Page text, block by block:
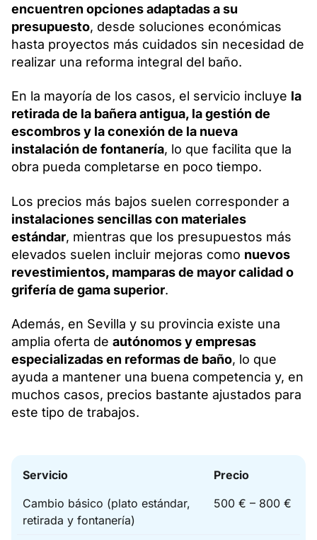
encuentren opciones adaptadas a su
presupuesto, desde soluciones económicas
hasta proyectos más cuidados sin necesidad de
realizar una reforma integral del baño.
En la mayoría de los casos, el servicio incluye la
retirada de la bañera antigua, la gestión de
escombros y la conexión de la nueva
instalación de fontanería, lo que facilita que la
obra pueda completarse en poco tiempo.
Los precios más bajos suelen corresponder a
instalaciones sencillas con materiales
estándar, mientras que los presupuestos más
elevados suelen incluir mejoras como nuevos
revestimientos, mamparas de mayor calidad o
grifería de gama superior.
Además, en Sevilla y su provincia existe una
amplia oferta de autónomos y empresas
especializadas en reformas de baño, lo que
ayuda a mantener una buena competencia y, en
muchos casos, precios bastante ajustados para
este tipo de trabajos.
Servicio
Precio
Cambio básico (plato estándar,
retirada y fontanería)
500 € – 800 €